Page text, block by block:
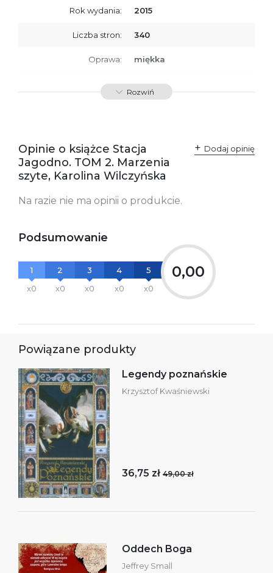
Rok wydania: 2015
Liczba stron: 340
Oprawa: miękka
ISBN 9788379762910
odpowiedzialne za
zgodność produktu z
przepisami:
Sp. z o.o.
ul. Fredry 8
61-701 Poznań
Polska
kontakt@wydajenamsie.pl
bezpieczeństwa:
Rozwiń
Opinie o książce Stacja
Jagodno. TOM 2. Marzenia
szyte, Karolina Wilczyńska
Dodaj opinię
Na razie nie ma opinii o produkcie.
Podsumowanie
1
x0
2
x0
3
x0
4
x0
5
x0
0,00
Powiązane produkty
Legendy poznańskie
Krzysztof Kwaśniewski
36,75 zł 49,00 zł
Oddech Boga
Jeffrey Small